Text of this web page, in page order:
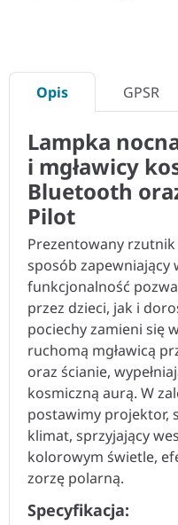
Opis GPSR
Lampka
i mgławicy
Bluetooth
Pilot
Prezentowany
sposób zapewniający
funkcjonalność
przez dzieci, jak i
pociechy zamieni się
ruchomą mgławicą
oraz ścianie,
kosmiczną aurą. W
postawimy projektor,
klimat, sprzyjający
kolorowym świetle,
zorzę polarną.
Specyfikacja: